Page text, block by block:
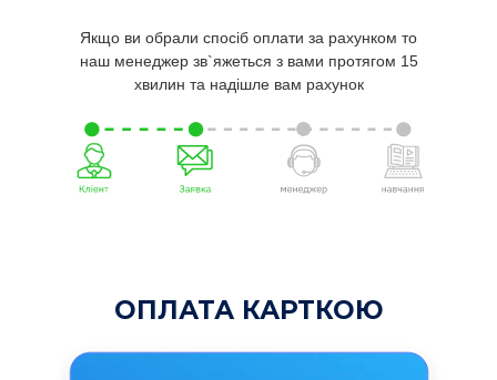
Якщо ви обрали спосіб оплати за рахунком то
наш менеджер зв`яжеться з вами протягом 15
хвилин та надішле вам рахунок
ОПЛАТА КАРТКОЮ